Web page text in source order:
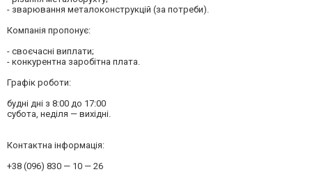
- зварювання металоконструкцій (за потреби).
Компанія пропонує:
- своєчасні виплати;
- конкурентна заробітна плата.
Графік роботи:
будні дні з 8:00 до 17:00
субота, неділя — вихідні.
Контактна інформація:
+38 (096) 830 — 10 — 26